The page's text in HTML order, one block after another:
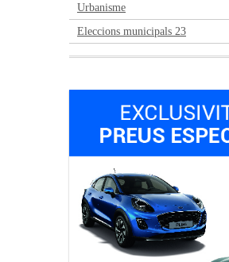
Urbanisme
Eleccions municipals 23